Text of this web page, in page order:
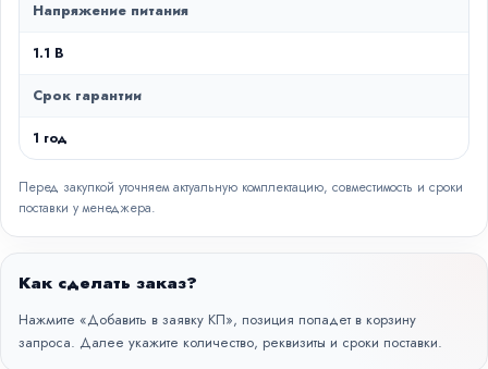
Напряжение питания
1.1 В
Срок гарантии
1 год
Перед закупкой уточняем актуальную комплектацию, совместимость и сроки
поставки у менеджера.
Как сделать заказ?
Нажмите «Добавить в заявку КП», позиция попадет в корзину
запроса. Далее укажите количество, реквизиты и сроки поставки.